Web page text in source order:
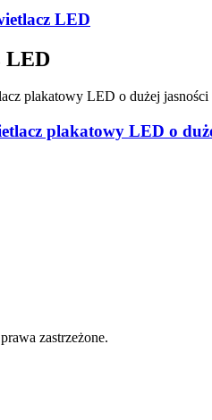
LED
LED
plakatowy LED o
zastrzeżone.